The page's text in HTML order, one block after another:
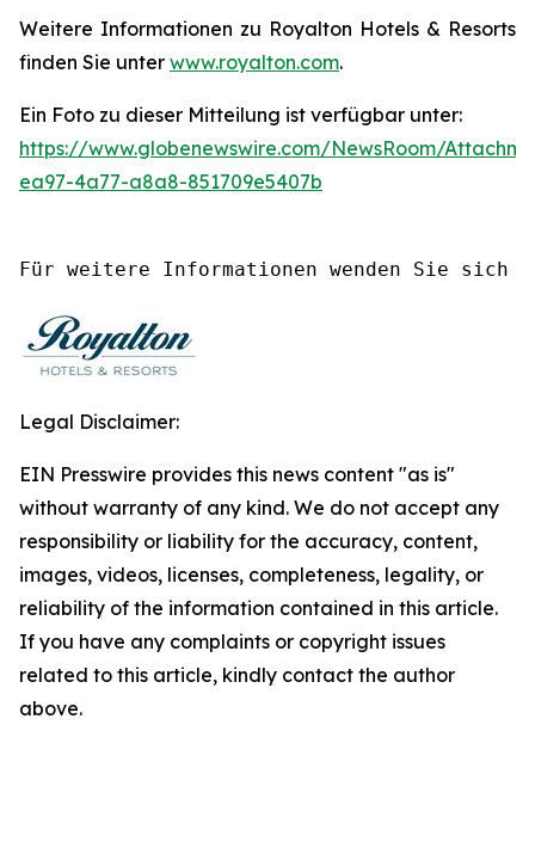
Weitere Informationen zu Royalton Hotels & Resorts
finden Sie unter www.royalton.com.
Ein Foto zu dieser Mitteilung ist verfügbar unter:
https://www.globenewswire.com/NewsRoom/
ea97-4a77-a8a8-851709e5407b
Für weitere Informationen wenden Sie sich
Legal Disclaimer:
EIN Presswire provides this news content "as is"
without warranty of any kind. We do not accept any
responsibility or liability for the accuracy, content,
images, videos, licenses, completeness, legality, or
reliability of the information contained in this article.
If you have any complaints or copyright issues
related to this article, kindly contact the author
above.